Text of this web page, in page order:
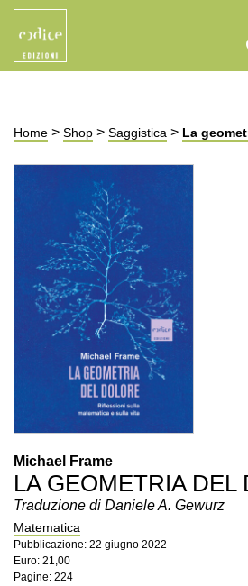
Home > Shop > Saggistica > La
Michael Frame
LA GEOMETRIA DEL
Traduzione di Daniele A. Gewurz
Matematica
Pubblicazione: 22 giugno 2022
Euro: 21,00
Pagine: 224